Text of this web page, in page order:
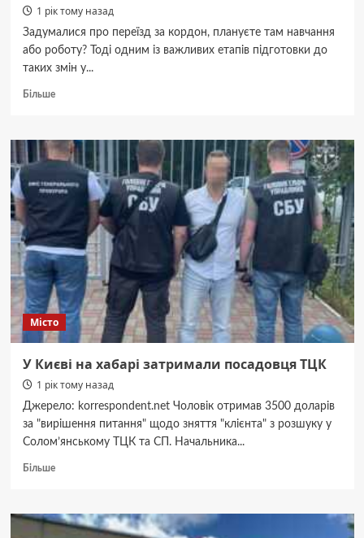
1 рік тому назад
Задумалися про переїзд за кордон, плануєте там навчання
або роботу? Тоді одним із важливих етапів підготовки до
таких змін у...
БільшеДокладніше
потрібен
апостиль
диплом,
цьому
допоможе
4lawyer
Місто
У Києві на хабарі затримали посадовця ТЦК
1 рік тому назад
Джерело: korrespondent.net Чоловік отримав 3500 доларів
за "вирішення питання" щодо зняття "клієнта" з розшуку у
Солом’янському ТЦК та СП. Начальника...
БільшеДокладніше
Києві
на